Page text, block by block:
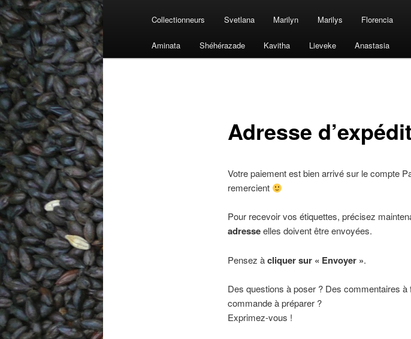
Collectionneurs Svetlana Marilyn Marilys Florencia
Aminata Shéhérazade Kavitha Lieveke Anastasia
Adresse
Votre paiement est bien arrivé sur le compte
remercient
Pour recevoir vos étiquettes, précisez
adresseelles doivent être envoyées.
Pensez àcliquer sur « Envoyer ».
Des questions à poser ? Des commentaires
commande à préparer ?
Exprimez-vous !